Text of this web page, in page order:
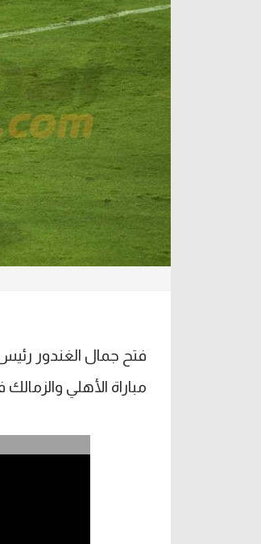
آراء حرة
ركن الألعاب
فتح جمال الغندور رئيس
مباراة الأهلي